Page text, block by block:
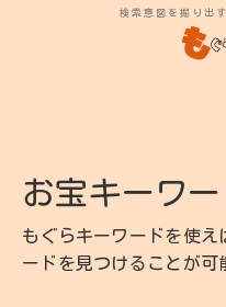
検索意図を掘り出
お宝キーワ
もぐらキーワードを使え
ードを見つけることが可